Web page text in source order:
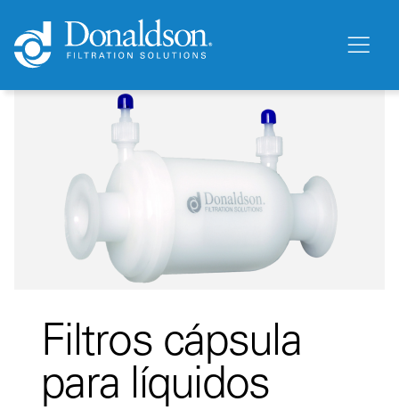
Filtros cápsula
para líquidos